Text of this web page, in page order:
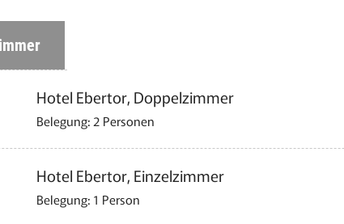
Hotel Ebertor, Doppelzimmer
Belegung: 2 Personen
Hotel Ebertor, Einzelzimmer
Belegung: 1 Person